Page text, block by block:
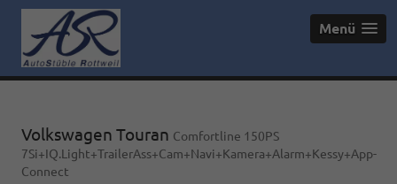
Menü
Volkswagen Touran Comfortline 150PS
7Si+IQ.Light+TrailerAss+Cam+Navi+Kamera+Alarm+Kessy+App-
Connect